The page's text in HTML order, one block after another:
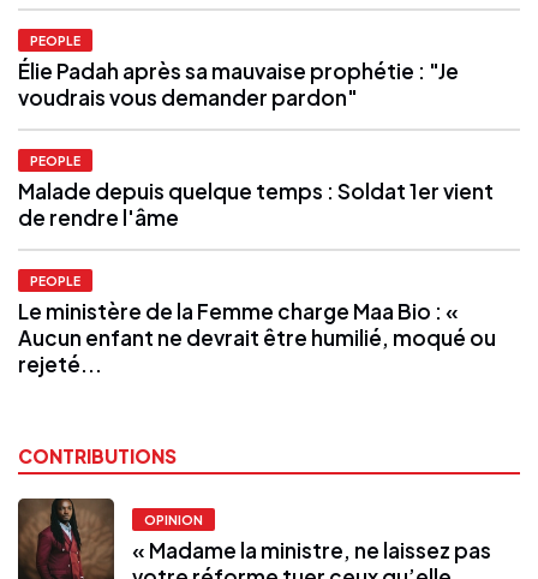
PEOPLE
Élie Padah après sa mauvaise prophétie : "Je
voudrais vous demander pardon"
PEOPLE
Malade depuis quelque temps : Soldat 1er vient
de rendre l'âme
PEOPLE
Le ministère de la Femme charge Maa Bio : «
Aucun enfant ne devrait être humilié, moqué ou
rejeté...
CONTRIBUTIONS
OPINION
« Madame la ministre, ne laissez pas